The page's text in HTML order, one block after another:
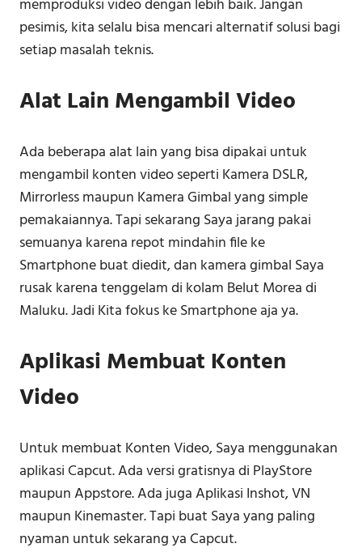
memproduksi video dengan lebih baik. Jangan
pesimis, kita selalu bisa mencari alternatif solusi bagi
setiap masalah teknis.
Alat Lain Mengambil Video
Ada beberapa alat lain yang bisa dipakai untuk
mengambil konten video seperti Kamera DSLR,
Mirrorless maupun Kamera Gimbal yang simple
pemakaiannya. Tapi sekarang Saya jarang pakai
semuanya karena repot mindahin file ke
Smartphone buat diedit, dan kamera gimbal Saya
rusak karena tenggelam di kolam Belut Morea di
Maluku. Jadi Kita fokus ke Smartphone aja ya.
Aplikasi Membuat Konten
Video
Untuk membuat Konten Video, Saya menggunakan
aplikasi Capcut. Ada versi gratisnya di PlayStore
maupun Appstore. Ada juga Aplikasi Inshot, VN
maupun Kinemaster. Tapi buat Saya yang paling
nyaman untuk sekarang ya Capcut.